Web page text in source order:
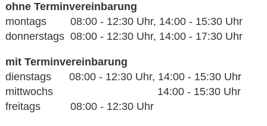
ohne Terminvereinbarung
montags 08:00 - 12:30 Uhr, 14:00 - 15:30 Uhr
donnerstags 08:00 - 12:30 Uhr, 14:00 - 17:30 Uhr
mit Terminvereinbarung
dienstags 08:00 - 12:30 Uhr, 14:00 - 15:30 Uhr
mittwochs 14:00 - 15:30 Uhr
freitags 08:00 - 12:30 Uhr